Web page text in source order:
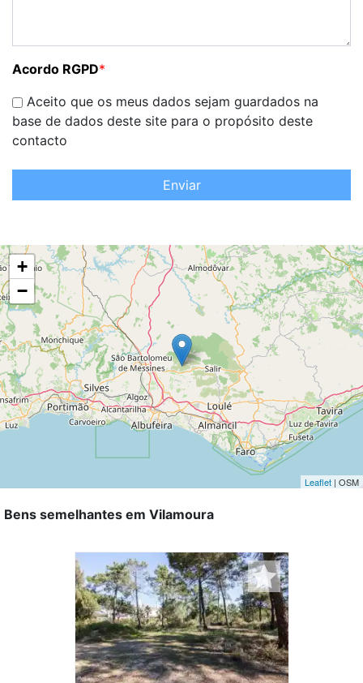
Acordo RGPD*
Aceito que os meus dados sejam guardados na
base de dados deste site para o propósito deste
contacto
Enviar
+
−
Leaflet | OSM
Bens semelhantes em Vilamoura